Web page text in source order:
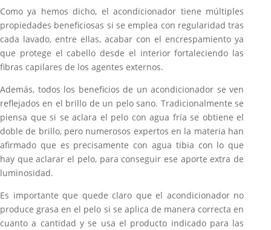
Como ya hemos dicho, el acondicionador tiene múltiples
propiedades beneficiosas si se emplea con regularidad tras
cada lavado, entre ellas, acabar con el encrespamiento ya
que protege el cabello desde el interior fortaleciendo las
fibras capilares de los agentes externos.
Además, todos los beneficios de un acondicionador se ven
reflejados en el brillo de un pelo sano. Tradicionalmente se
piensa que si se aclara el pelo con agua fría se obtiene el
doble de brillo, pero numerosos expertos en la materia han
afirmado que es precisamente con agua tibia con lo que
hay que aclarar el pelo, para conseguir ese aporte extra de
luminosidad.
Es importante que quede claro que el acondicionador no
produce grasa en el pelo si se aplica de manera correcta en
cuanto a cantidad y se usa el producto indicado para las